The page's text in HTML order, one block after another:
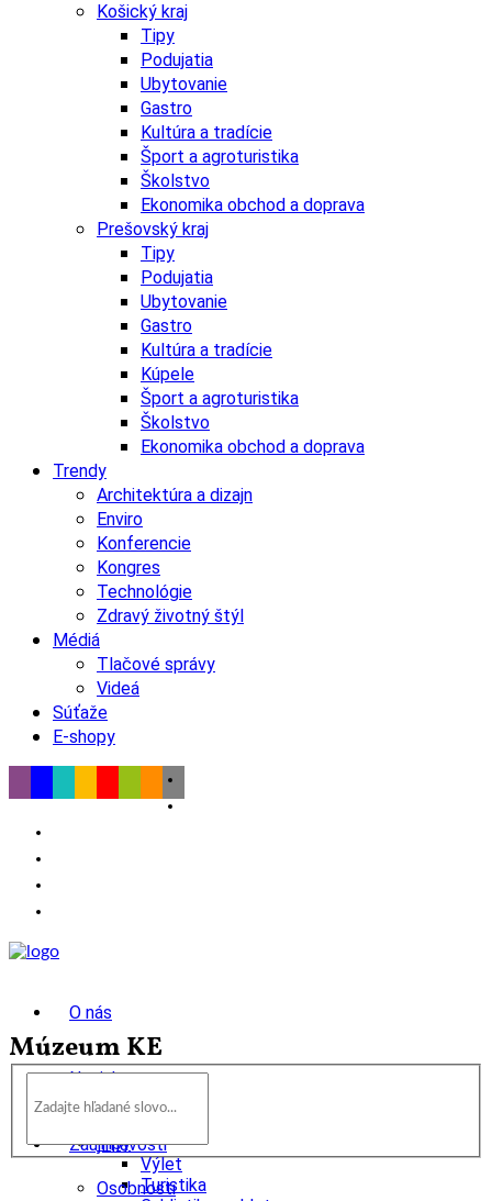
Košický kraj
Tipy
Podujatia
Ubytovanie
Gastro
Kultúra a tradície
Šport a agroturistika
Školstvo
Ekonomika obchod a doprava
Prešovský kraj
Tipy
Podujatia
Ubytovanie
Gastro
Kultúra a tradície
Kúpele
Šport a agroturistika
Školstvo
Ekonomika obchod a doprava
Trendy
Architektúra a dizajn
Enviro
Konferencie
Kongres
Technológie
Zdravý životný štýl
Médiá
Tlačové správy
Videá
Súťaže
E-shopy
O nás
Novinky
Tipy
Výlet
Turistika
Zaujímavosti
Osobnosti
Múzeum KE